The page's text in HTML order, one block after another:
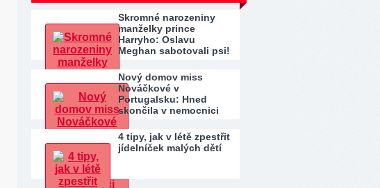
Skromné narozeniny
manželky prince
Harryho: Oslavu
Meghan sabotovali psi!
Nový domov miss
Nováčkové v
Portugalsku: Hned
skončila v nemocnici
4 tipy, jak v létě zpestřit
jídelníček malých dětí